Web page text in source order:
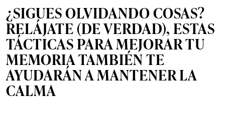
¿SIGUES OLVIDANDO COSAS?
RELÁJATE (DE VERDAD), ESTAS
TÁCTICAS PARA MEJORAR TU
MEMORIA TAMBIÉN TE
AYUDARÁN A MANTENER LA
CALMA